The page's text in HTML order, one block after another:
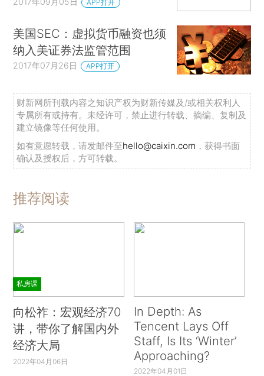
APP打开
美国SEC：虚拟货币融资也须
纳入美证券法监管范围
2017年07月26日 APP打开
财新网所刊载内容之知识产权为财新传媒及/或相关权利人
专属所有或持有。未经许可，禁止进行转载、摘编、复制及
建立镜像等任何使用。
如有意愿转载，请发邮件至hello@caixin.com ，获得书面
确认及授权后，方可转载。
推荐阅读
私房课
向松祚：宏观经济70
讲，带你了解国内外
经济大局
2022年04月06日
In Depth: As
Tencent Lays Off
Staff, Is Its ‘Winter’
Approaching?
2022年04月01日